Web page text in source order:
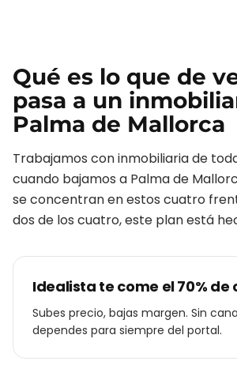
Qué es lo que de
pasa a un
Palma de Mallorca
Trabajamos coninmobiliariade
cuando bajamos a Palma de
se concentran en estos cuatro
dos de los cuatro, este plan está
Idealista te come el 70% de
Subes precio, bajas margen. Sin
dependes para siempre del portal.